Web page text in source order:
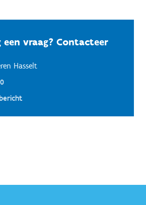
een vraag? Contacteer
Hasselt